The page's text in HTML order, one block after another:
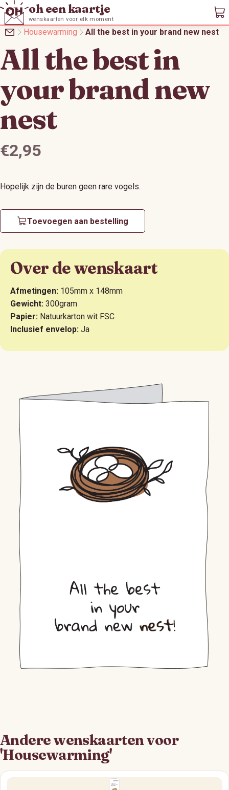
oh een kaartje
wenskaarten voor elk moment
Housewarming All the best in your brand new nest
All the best in
your brand new
nest
Prijs:
€2,95
Hopelijk zijn de buren geen rare vogels.
Toevoegen aan bestelling
Over de wenskaart
Afmetingen: 105mm x 148mm
Gewicht: 300gram
Papier: Natuurkarton wit FSC
Inclusief envelop: Ja
Andere wenskaarten voor
'Housewarming'